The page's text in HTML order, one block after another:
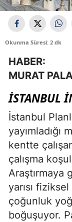
Okunma Süresi: 2 dk
HABER:
MURAT
İSTANBUL
İstanbul
yayımladığı
kentte
çalışma
Araştırmaya
yarısı
çoğunluk
boğuşuyor.